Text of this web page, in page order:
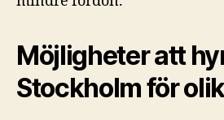
Möjligheter att
Stockholm för